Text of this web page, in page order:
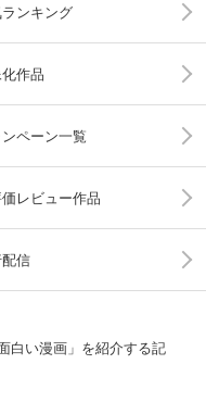
ンキング
作品
ペーン一覧
レビュー作品
信
白い漫画」を紹介する記